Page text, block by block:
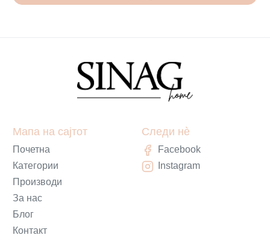
Мапа на сајтот
Почетна
Категории
Производи
За нас
Блог
Контакт
Следи нè
Facebook
Instagram